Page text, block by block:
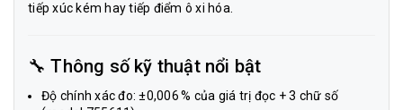
tiếp xúc kém hay tiếp điểm ô xi hóa.
🔧 Thông số kỹ thuật nổi bật
Độ chính xác đo: ±0,006 % của giá trị đọc + 3 chữ số